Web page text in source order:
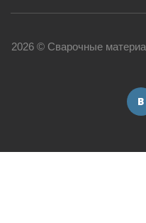
2026 © Сварочные